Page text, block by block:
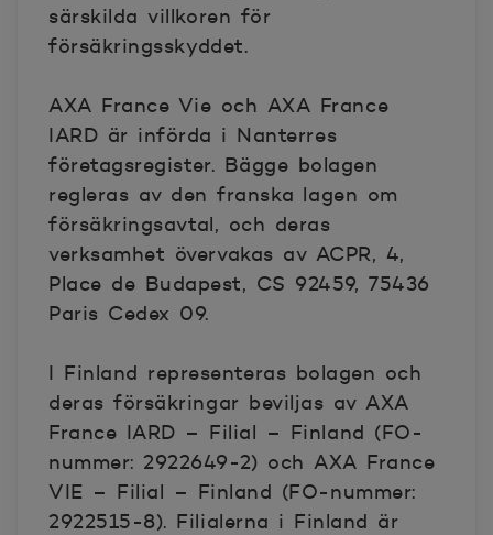
särskilda villkoren för
försäkringsskyddet.
AXA France Vie och AXA France
IARD är införda i Nanterres
företagsregister. Bägge bolagen
regleras av den franska lagen om
försäkringsavtal, och deras
verksamhet övervakas av ACPR, 4,
Place de Budapest, CS 92459, 75436
Paris Cedex 09.
I Finland representeras bolagen och
deras försäkringar beviljas av AXA
France IARD – Filial – Finland (FO-
nummer: 2922649-2) och AXA France
VIE – Filial – Finland (FO-nummer:
2922515-8). Filialerna i Finland är